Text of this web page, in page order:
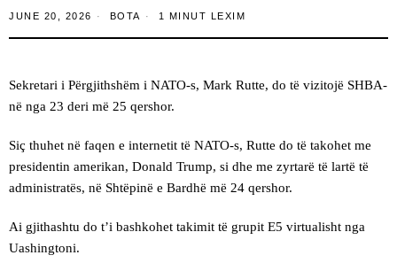
JUNE 20, 2026 BOTA 1 MINUT LEXIM
Sekretari i Përgjithshëm i NATO-s, Mark Rutte, do të vizitojë SHBA-
në nga 23 deri më 25 qershor.
Siç thuhet në faqen e internetit të NATO-s, Rutte do të takohet me
presidentin amerikan, Donald Trump, si dhe me zyrtarë të lartë të
administratës, në Shtëpinë e Bardhë më 24 qershor.
Ai gjithashtu do t’i bashkohet takimit të grupit E5 virtualisht nga
Uashingtoni.